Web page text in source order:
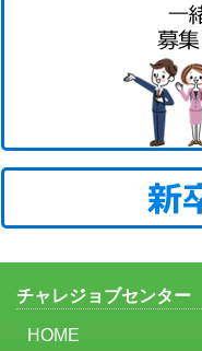
チャレジョブセンター
HOME